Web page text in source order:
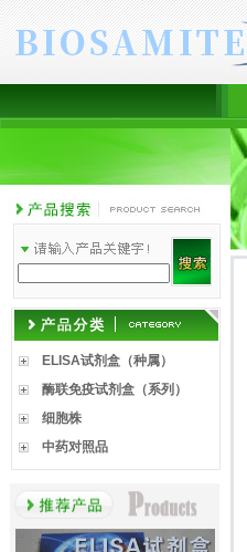
ELISA试剂盒（种属）
酶联免疫试剂盒（系列）
细胞株
中药对照品